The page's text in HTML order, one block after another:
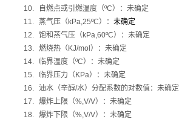
10.
自燃点或引燃温度（ºC）：未确定
11.
蒸气压（ kPa,25ºC）： 未确定
12. 饱和蒸气压（ kPa,60ºC）：未确定
13. 燃烧热（ KJ/mol ）：未确定
14.
临界温度（ºC）：未确定
15.
临界压力（ KPa）：未确定
16. 油水（辛醇/水）分配系数的对数值：未确定
17. 爆炸上限（%,V/V）：未确定
18. 爆炸下限（%,V/V）：未确定